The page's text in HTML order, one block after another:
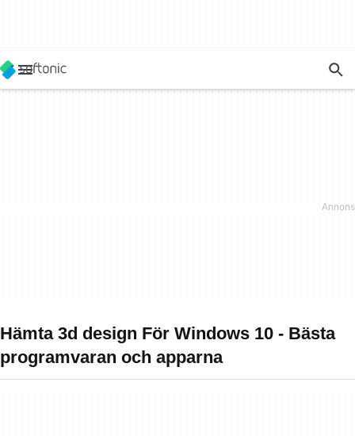
Hämta 3d design För Windows 10 - Bästa
programvaran och apparna